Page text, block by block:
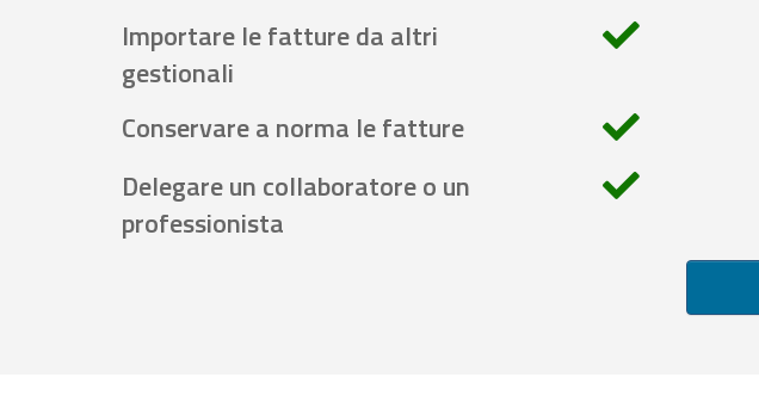
Importare le fatture da altri
gestionali
Conservare a norma le fatture
Delegare un collaboratore o un
professionista